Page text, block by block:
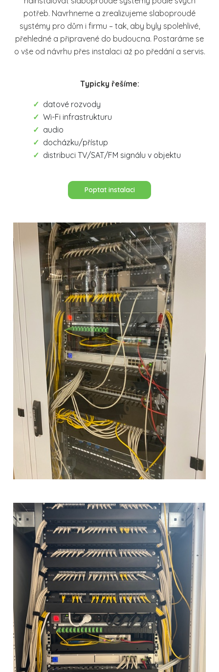
potřeb. Navrhneme a zrealizujeme slaboproudé
systémy pro dům i firmu – tak, aby byly spolehlivé,
přehledné a připravené do budoucna. Postaráme se
o vše od návrhu přes instalaci až po předání a servis.
Typicky řešíme:
datové rozvody
Wi-Fi infrastrukturu
audio
docházku/přístup
distribuci TV/SAT/FM signálu v objektu
Poptat instalaci